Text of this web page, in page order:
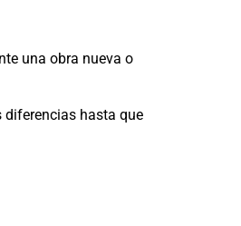
una obra nueva o
diferencias hasta que